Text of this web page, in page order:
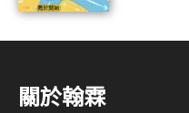
關於翰霖